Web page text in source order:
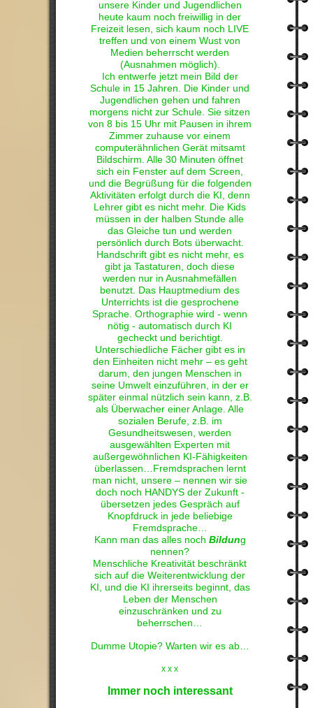
unsere Kinder und Jugendlichen
heute kaum noch freiwillig in der
Freizeit lesen, sich kaum noch LIVE
treffen und von einem Wust von
Medien beherrscht werden
(Ausnahmen möglich).
Ich entwerfe jetzt mein Bild der
Schule in 15 Jahren. Die Kinder und
Jugendlichen gehen und fahren
morgens nicht zur Schule. Sie sitzen
von 8 bis 15 Uhr mit Pausen in ihrem
Zimmer zuhause vor einem
computerähnlichen Gerät mitsamt
Bildschirm. Alle 30 Minuten öffnet
sich ein Fenster auf dem Screen,
und die Begrüßung für die folgenden
Aktivitäten erfolgt durch die KI, denn
Lehrer gibt es nicht mehr. Die Kids
müssen in der halben Stunde alle
das Gleiche tun und werden
persönlich durch Bots überwacht.
Handschrift gibt es nicht mehr, es
gibt ja Tastaturen, doch diese
werden nur in Ausnahmefällen
benutzt. Das Hauptmedium des
Unterrichts ist die gesprochene
Sprache. Orthographie wird - wenn
nötig - automatisch durch KI
gecheckt und berichtigt.
Unterschiedliche Fächer gibt es in
den Einheiten nicht mehr – es geht
darum, den jungen Menschen in
seine Umwelt einzuführen, in der er
später einmal nützlich sein kann, z.B.
als Überwacher einer Anlage. Alle
sozialen Berufe, z.B. im
Gesundheitswesen, werden
ausgewählten Experten mit
außergewöhnlichen KI-Fähigkeiten
überlassen…Fremdsprachen lernt
man nicht, unsere – nennen wir sie
doch noch HANDYS der Zukunft -
übersetzen jedes Gespräch auf
Knopfdruck in jede beliebige
Fremdsprache…
Kann man das alles noch Bildung
nennen?
Menschliche Kreativität beschränkt
sich auf die Weiterentwicklung der
KI, und die KI ihrerseits beginnt, das
Leben der Menschen
einzuschränken und zu
beherrschen…
Dumme Utopie? Warten wir es ab…
x x x
Immer noch interessant